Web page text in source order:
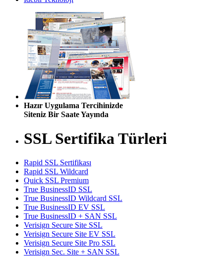
Hazır Uygulama Tercihinizde
Siteniz Bir Saate Yayında
SSL Sertifika Türleri
Rapid SSL Sertifikası
Rapid SSL Wildcard
Quick SSL Premium
True BusinessID SSL
True BusinessID Wildcard SSL
True BusinessID EV SSL
True BusinessID + SAN SSL
Verisign Secure Site SSL
Verisign Secure Site EV SSL
Verisign Secure Site Pro SSL
Verisign Sec. Site + SAN SSL